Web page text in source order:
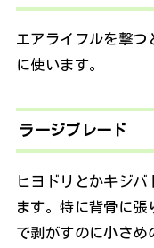
エアライフルを撃つ
に使います。
ラージブレード
ヒヨドリとかキジ
ます。特に背骨に張
で剥がすのに小さめ